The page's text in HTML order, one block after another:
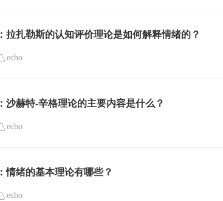
拉扎勒斯的认知评价理论是如何解释情绪的？
echo
沙赫特-辛格理论的主要内容是什么？
echo
情绪的基本理论有哪些？
echo